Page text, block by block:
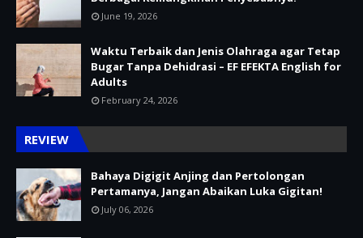
June 19, 2026
Waktu Terbaik dan Jenis Olahraga agar Tetap
Bugar Tanpa Dehidrasi – EF EFEKTA English for
Adults
February 24, 2026
REVIEW
Bahaya Digigit Anjing dan Pertolongan
Pertamanya, Jangan Abaikan Luka Gigitan!
July 06, 2026